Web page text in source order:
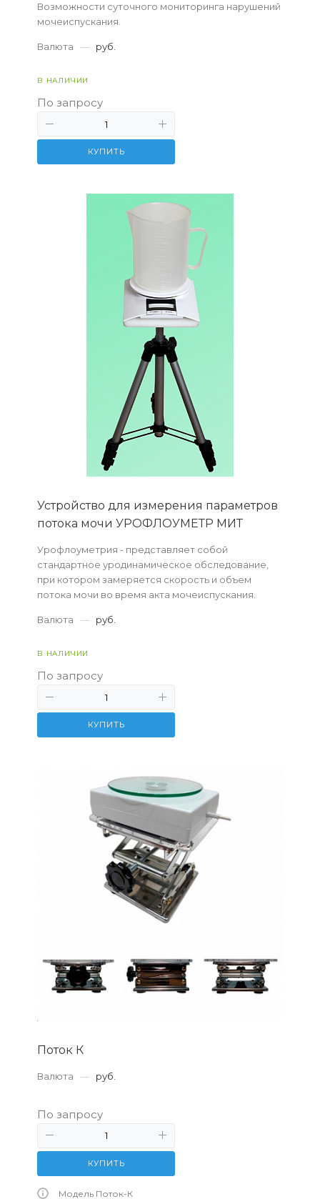
Возможности суточного мониторинга нарушений
мочеиспускания.
Валюта — руб.
В НАЛИЧИИ
По запросу
КУПИТЬ
Устройство для измерения параметров
потока мочи УРОФЛОУМЕТР МИТ
Урофлоуметрия - представляет собой
стандартное уродинамическое обследование,
при котором замеряется скорость и объем
потока мочи во время акта мочеиспускания.
Валюта — руб.
В НАЛИЧИИ
По запросу
КУПИТЬ
Поток К
Валюта — руб.
По запросу
КУПИТЬ
Модель Поток-К